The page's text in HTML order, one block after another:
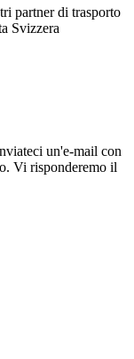
partner di trasporto
Svizzera
un'e-mail con
Vi risponderemo il